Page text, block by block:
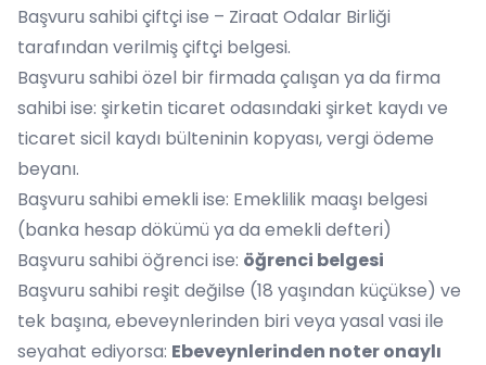
Başvuru sahibi çiftçi ise – Ziraat Odalar Birliği
tarafından verilmiş çiftçi belgesi.
Başvuru sahibi özel bir firmada çalışan ya da firma
sahibi ise: şirketin ticaret odasındaki şirket kaydı ve
ticaret sicil kaydı bülteninin kopyası, vergi ödeme
beyanı.
Başvuru sahibi emekli ise: Emeklilik maaşı belgesi
(banka hesap dökümü ya da emekli defteri)
Başvuru sahibi öğrenci ise: öğrenci belgesi
Başvuru sahibi reşit değilse (18 yaşından küçükse) ve
tek başına, ebeveynlerinden biri veya yasal vasi ile
seyahat ediyorsa: Ebeveynlerinden noter onaylı